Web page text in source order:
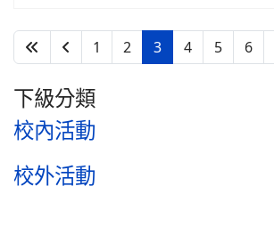
1 2 3 4 5 6
下級分類
校內活動
校外活動